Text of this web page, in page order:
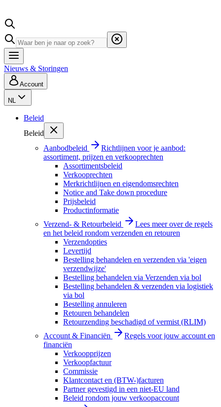
Nieuws & Storingen
Account
NL
Beleid
Beleid
Aanbodbeleid
Richtlijnen voor je aanbod:
assortiment, prijzen en verkooprechten
Assortimentsbeleid
Verkooprechten
Merkrichtlijnen en eigendomsrechten
Notice and Take down procedure
Prijsbeleid
Productinformatie
Verzend- & Retourbeleid
Lees meer over de regels
en het beleid rondom verzenden en retouren
Verzendopties
Levertijd
Bestelling behandelen en verzenden via 'eigen
verzendwijze'
Bestelling behandelen via Verzenden via bol
Bestelling behandelen & verzenden via logistiek
via bol
Bestelling annuleren
Retouren behandelen
Retourzending beschadigd of vermist (RLIM)
Account & Financiën
Regels voor jouw account en
financiën
Verkoopprijzen
Verkoopfactuur
Commissie
Klantcontact en (BTW-)facturen
Partner gevestigd in een niet-EU land
Beleid rondom jouw verkoopaccount